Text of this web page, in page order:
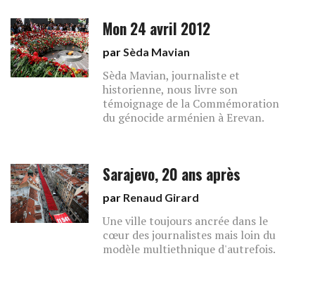
Mon 24 avril 2012
parSèda Mavian
Sèda Mavian, journaliste et
historienne, nous livre son
témoignage de la Commémoration
du génocide arménien à Erevan.
Sarajevo, 20 ans après
par Renaud Girard
Une ville toujours ancrée dans le
cœur des journalistes mais loin du
modèle multiethnique d'autrefois.